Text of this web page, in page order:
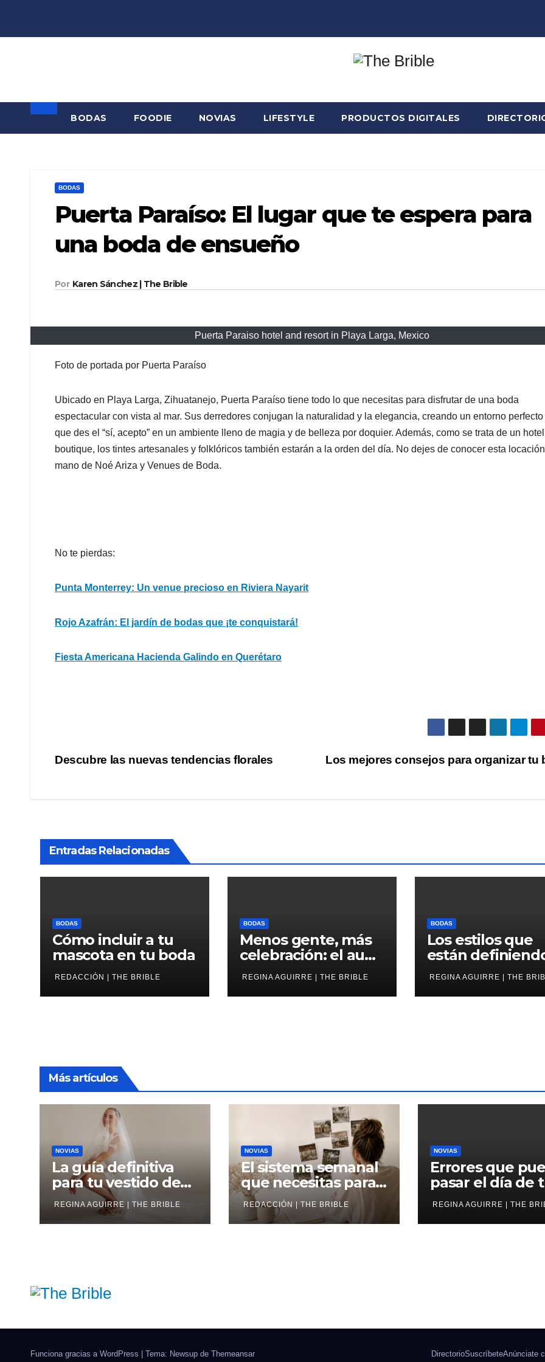
BODAS FOODIE NOVIAS LIFESTYLE PRODUCTOS DIGITALES
BODAS
Puerta Paraíso: El lugar que te espera para
una boda de ensueño
Por Karen Sánchez | The Brible
Puerta Paraiso hotel and resort in Playa Larga, Mexico
Foto de portada por Puerta Paraíso
Ubicado en Playa Larga, Zihuatanejo, Puerta Paraíso tiene todo lo que necesitas para disfrutar de una boda
espectacular con vista al mar. Sus derredores conjugan la naturalidad y la elegancia, creando un entorno
que des el “sí, acepto” en un ambiente lleno de magia y de belleza por doquier. Además, como se trata de un hotel
boutique, los tintes artesanales y folklóricos también estarán a la orden del día. No dejes de conocer esta
mano de Noé Ariza y Venues de Boda.
No te pierdas:
Punta Monterrey: Un venue precioso en Riviera Nayarit
Rojo Azafrán: El jardín de bodas que ¡te conquistará!
Fiesta Americana Hacienda Galindo en Querétaro
Navegación
Los mejores consejos para organizar tu
Descubre las nuevas tendencias florales
Entradas Relacionadas
BODAS
Cómo incluir a tu
mascota en tu boda
REDACCIÓN | THE BRIBLE
BODAS
Menos gente, más
celebración: el auge
de la micro boda
REGINA AGUIRRE | THE BRIBLE
BODAS
Los estilos que
están
escena nupcial
REGINA AGUIRRE | THE
Más artículos
NOVIAS
La guía definitiva
para tu vestido de
novia corto
REGINA AGUIRRE | THE BRIBLE
NOVIAS
El sistema semanal
que necesitas para
avanzar en tu boda
REDACCIÓN | THE BRIBLE
NOVIAS
Errores que
pasar el día de
boda
REGINA AGUIRRE | THE
Funciona gracias a WordPress | Tema: Newsup de Themeansar DirectorioSuscríbeteAnúnciate